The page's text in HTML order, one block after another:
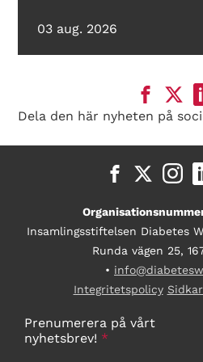
03 aug. 2026
Dela den här nyheten på
Insamlingsstiftelsen Diabetes
Runda vägen 25,
•
Integritetspolicy
Prenumerera på vårt
nyhetsbrev! *